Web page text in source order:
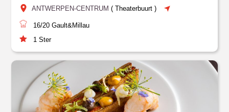
ANTWERPEN-CENTRUM (Theaterbuurt )
16/20 Gault&Millau
1 Ster